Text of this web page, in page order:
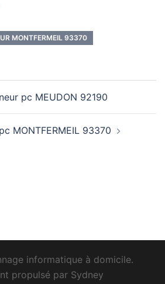
MONTFERMEIL 93370
pc MEUDON 92190
MONTFERMEIL 93370
informatique à domicile.
propulsé par Sydney